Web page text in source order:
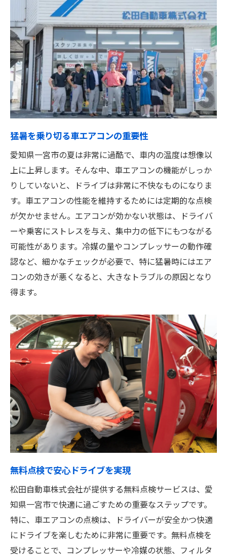
車エアコン点検のプロが提供する安心感
快適なドライブのためのエアコン維持法
愛知県一宮市での信頼のサービス紹介
車エアコンの効率を高めるテクニック
松田自動車の豊富な実績と信頼性
夏を快適に過ごすためのチェックポイント
車エアコンの健康を守る無料点検一宮市で安心
エアコンの健康状態を定期的に確認する理
由
プロの視点で見る車エアコンのメンテナン
ス
無料点検で得られる安心感と安全性
愛知県一宮市での無料点検の主な要素
車エアコンを長持ちさせるためのケア方法
一宮市で信頼できる点検サービスを受ける
愛知県一宮市で車エアコンの無料点検を受ける
理由とメリット
一宮市の夏を快適に過ごす秘訣
車エアコンの寿命を延ばす方法
点検を受けることで車両価値を保つ
エアコン点検の重要性とその影響
愛知県一宮市での無料点検が人気の理由
松田自動車が提供する車エアコン点検の流れと
ポイント
点検プロセスの詳細と安心感
初めての点検でも安心のサポート体制
松田自動車の点検で得られる信頼性
一宮市での点検の流れを詳しく解説
点検を通じて得られる最適なアドバイス
無料点検で分かる車エアコンの状態と快適ドラ
猛暑を乗り切る車エアコンの重要性
愛知県一宮市の夏は非常に過酷で、車内の温度は想像以
上に上昇します。そんな中、車エアコンの機能がしっか
りしていないと、ドライブは非常に不快なものになりま
す。車エアコンの性能を維持するためには定期的な点検
が欠かせません。エアコンが効かない状態は、ドライバ
ーや乗客にストレスを与え、集中力の低下にもつながる
可能性があります。冷媒の量やコンプレッサーの動作確
認など、細かなチェックが必要で、特に猛暑時にはエア
コンの効きが悪くなると、大きなトラブルの原因となり
得ます。
無料点検で安心ドライブを実現
松田自動車株式会社が提供する無料点検サービスは、愛
知県一宮市で快適に過ごすための重要なステップです。
特に、車エアコンの点検は、ドライバーが安全かつ快適
にドライブを楽しむために非常に重要です。無料点検を
受けることで、コンプレッサーや冷媒の状態、フィルタ